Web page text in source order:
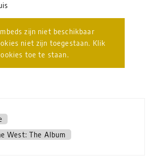
zijn niet beschikbaar
niet zijn toegestaan. Klik
toe te staan.
West: The Album